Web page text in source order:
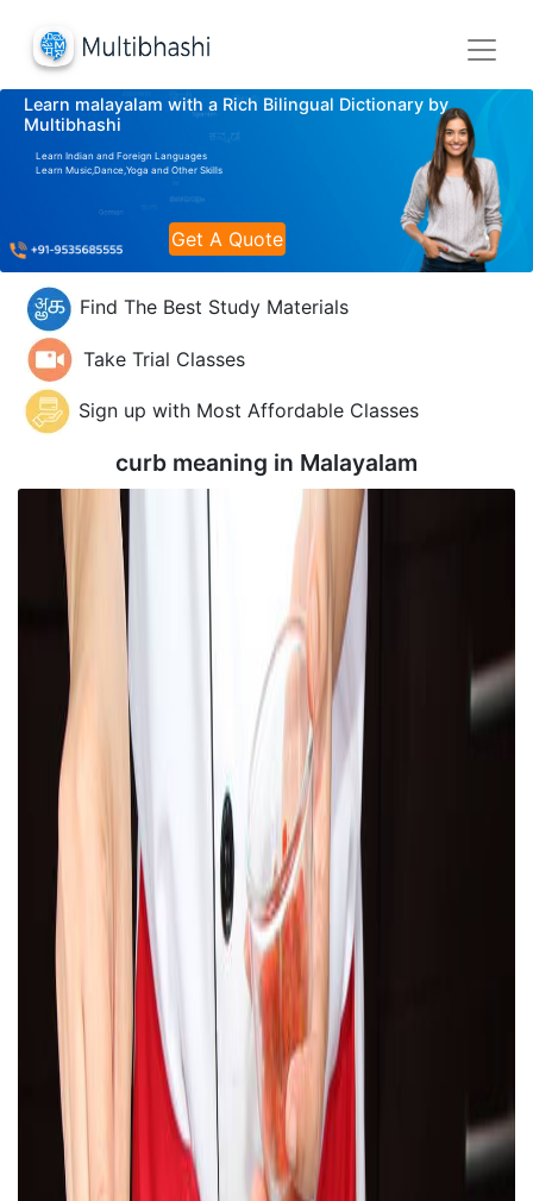
Learn malayalam with a Rich Bilingual Dictionary by
Multibhashi
Learn Indian and Foreign Languages
Learn Music,Dance,Yoga and Other Skills
Get A Quote
Find The Best Study Materials
Take Trial Classes
Sign up with Most Affordable Classes
curb meaning in Malayalam